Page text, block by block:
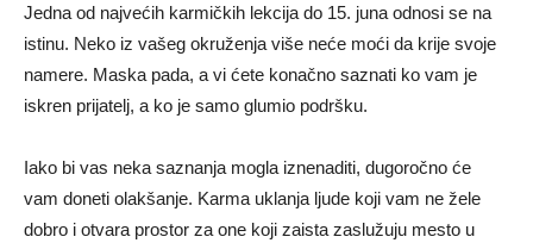
Jedna od najvećih karmičkih lekcija do 15. juna odnosi se na
istinu. Neko iz vašeg okruženja više neće moći da krije svoje
namere. Maska pada, a vi ćete konačno saznati ko vam je
iskren prijatelj, a ko je samo glumio podršku.
Iako bi vas neka saznanja mogla iznenaditi, dugoročno će
vam doneti olakšanje. Karma uklanja ljude koji vam ne žele
dobro i otvara prostor za one koji zaista zaslužuju mesto u